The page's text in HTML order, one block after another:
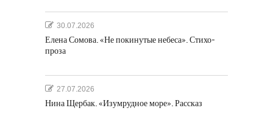
30.07.2026
Елена Сомова. «Не покинутые небеса». Стихо-
проза
27.07.2026
Нина Щербак. «Изумрудное море». Рассказ